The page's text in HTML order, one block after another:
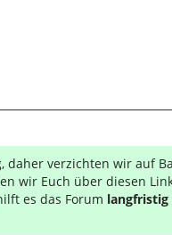
daher verzichten wir auf
wir Euch über diesen
es das Forum langfristig